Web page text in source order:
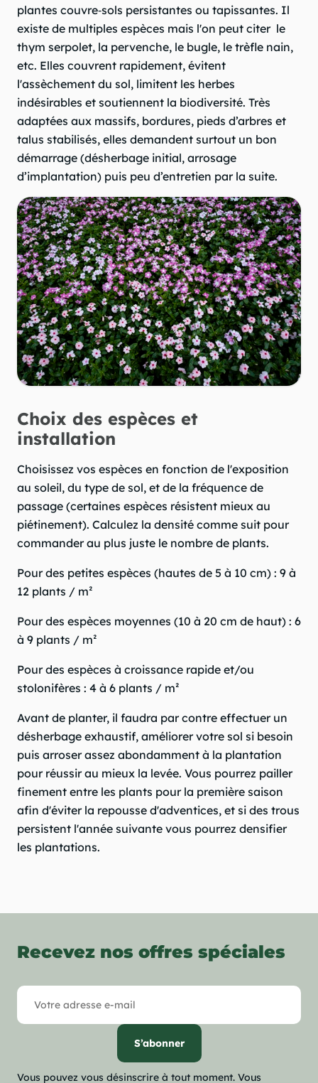
plantes couvre‑sols persistantes ou tapissantes. Il
existe de multiples espèces mais l'on peut citer le
thym serpolet, la pervenche, le bugle, le trèfle nain,
etc. Elles couvrent rapidement, évitent
l'assèchement du sol, limitent les herbes
indésirables et soutiennent la biodiversité. Très
adaptées aux massifs, bordures, pieds d’arbres et
talus stabilisés, elles demandent surtout un bon
démarrage (désherbage initial, arrosage
d’implantation) puis peu d’entretien par la suite.
Choix des espèces et
installation
Choisissez vos espèces en fonction de l'exposition
au soleil, du type de sol, et de la fréquence de
passage (certaines espèces résistent mieux au
piétinement). Calculez la densité comme suit pour
commander au plus juste le nombre de plants.
Pour des petites espèces (hautes de 5 à 10 cm) : 9 à
12 plants / m²
Pour des espèces moyennes (10 à 20 cm de haut) : 6
à 9 plants / m²
Pour des espèces à croissance rapide et/ou
stolonifères : 4 à 6 plants / m²
Avant de planter, il faudra par contre effectuer un
désherbage exhaustif, améliorer votre sol si besoin
puis arroser assez abondamment à la plantation
pour réussir au mieux la levée. Vous pourrez pailler
finement entre les plants pour la première saison
afin d'éviter la repousse d'adventices, et si des trous
persistent l'année suivante vous pourrez densifier
les plantations.
Recevez nos offres spéciales
Vous pouvez vous désinscrire à tout moment. Vous